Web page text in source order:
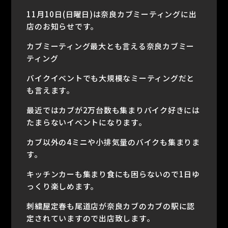
11月10日(日曜日)は奈良カブミーティングに出
店のお知らせです。
カブミーティング最大とも言える奈良カブミー
ティング
バイクイベントでも大規模なミーティングだと
も言えます。
最近ではカブが2万台数も集まりバイク好きには
たまらないイベントになります。
カブ以外の4ミニや小排気量のバイクも集まりま
す。
キッチンカーも集まり食にも困らないので1日ゆ
っくり楽しめます。
刺繍屋定春も尾道店が奈良カブのカブの駅に認
定されていますので出店致します。